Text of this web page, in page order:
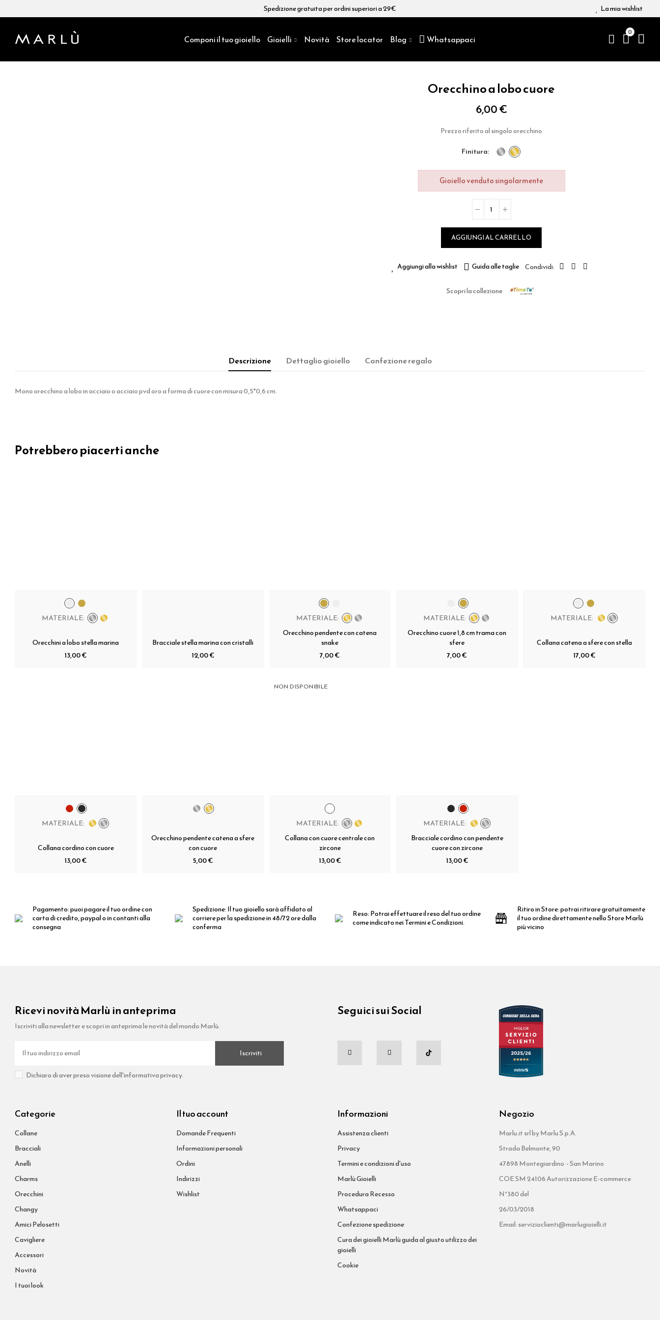
Spedizione gratuita per ordini superiori a 29€ La mia wishlist
Componi il tuo gioiello Gioielli Novità Store locator Blog Whatsappaci
0
Orecchino a lobo cuore
6,00 €
Prezzo riferito al singolo orecchino
finitura
Gioiello venduto singolarmente
AGGIUNGI AL CARRELLO
Aggiungi alla wishlist Guida alle taglie
Scopri la collezione
Descrizione Dettaglio gioiello Confezione regalo
Mono orecchino a lobo in acciaio o acciaio pvd oro a forma di cuore con misura 0,5*0,6 cm.
Potrebbero piacerti anche
MATERIALE:
Orecchini a lobo stella marina
13,00 €
Bracciale stella marina con cristalli
12,00 €
MATERIALE:
Orecchino pendente con catena
snake
7,00 €
MATERIALE:
Orecchino cuore 1,8 cm trama con
sfere
7,00 €
MATERIALE:
Collana catena a sfere con stella
17,00 €
MATERIALE:
Collana cordino con cuore
13,00 €
Orecchino pendente catena a sfere
con cuore
5,00 €
NON DISPONIBILE
MATERIALE:
Collana con cuore centrale con
zircone
13,00 €
MATERIALE:
Bracciale cordino con pendente
cuore con zircone
13,00 €
Pagamento:puoi pagare il tuo ordine con
carta di credito, paypal o in contanti alla
consegna
Spedizione:Il tuo gioiello sarà affidato al
corriere per la spedizione in 48/72 ore dalla
conferma
Reso:Potrai effettuare il reso del tuo ordine
come indicato nei Termini e Condizioni.
Ritiro in Store:potrai ritirare gratuitamente
il tuo ordine direttamente nello Store Marlù
più vicino
Ricevi novità Marlù in anteprima
Iscriviti alla newsletter e scopri in anteprima le novità del mondo Marlù.
Iscriviti
Dichiaro di aver preso visione dell'informativa privacy.
Seguici sui Social
Categorie
Collane
Bracciali
Anelli
Charms
Orecchini
Changy
Amici Pelosetti
Cavigliere
Accessori
Novità
I tuoi look
Il tuo account
Domande Frequenti
Informazioni personali
Ordini
Indirizzi
Wishlist
Informazioni
Assistenza clienti
Privacy
Termini e condizioni d'uso
Marlù Gioielli
Procedura Recesso
Whatsappaci
Confezione spedizione
Cura dei gioielli Marlù guida al giusto utilizzo dei
gioielli
Cookie
Negozio
Marlu.it srl by Marlu S.p.A.
Strada Belmonte, 90
47898 Montegiardino - San Marino
COE SM 24106 Autorizzazione E-commerce
N°380 del
26/03/2018
Email: servizioclienti@marlugioielli.it